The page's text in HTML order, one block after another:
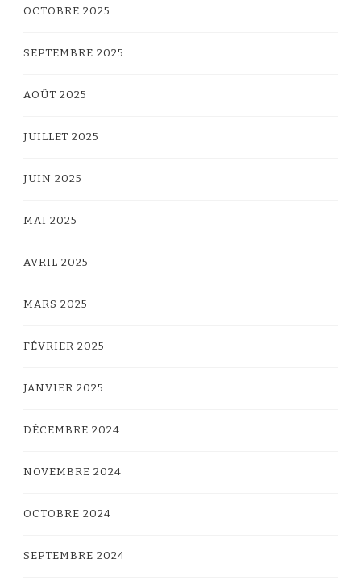
OCTOBRE 2025
SEPTEMBRE 2025
AOÛT 2025
JUILLET 2025
JUIN 2025
MAI 2025
AVRIL 2025
MARS 2025
FÉVRIER 2025
JANVIER 2025
DÉCEMBRE 2024
NOVEMBRE 2024
OCTOBRE 2024
SEPTEMBRE 2024